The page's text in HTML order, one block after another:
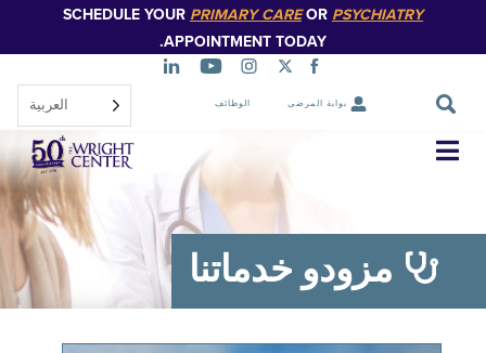
الرئيسي
SCHEDULE YOURPRIMARY CAREOR
APPOINTMENT TODAY.
بوابة المرضى الوظائف العربية‏
تخطي
التنقل
مزودو خدماتنا